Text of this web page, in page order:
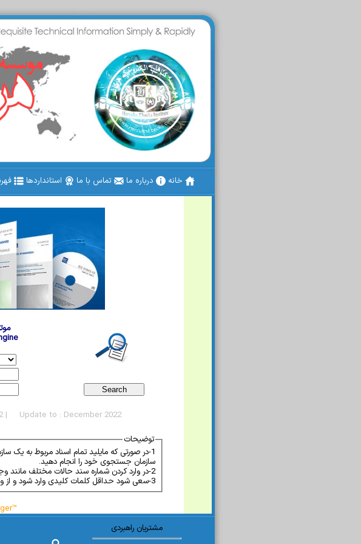
خانه درباره ما تماس با ما استانداردها
| Update to : December 2022
توضیحات
سازمان جستجوی خود را انجام دهید.
2-در وارد کردن شماره سند حالات مختلف مانند وجود فاصله بین حرف ماقبل از شماره و غیره نیز بررسی گردد.
3-سعی شود حداقل کلمات کلیدی وارد شود و از وارد کردن تمام عنوان یک سند اجتناب گردد.
مشتریان راهبردی